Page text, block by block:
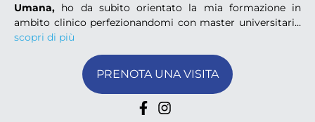
Umana, ho da subito orientato la mia formazione in
ambito clinico perfezionandomi con master universitari…
scopri di più
PRENOTA UNA VISITA